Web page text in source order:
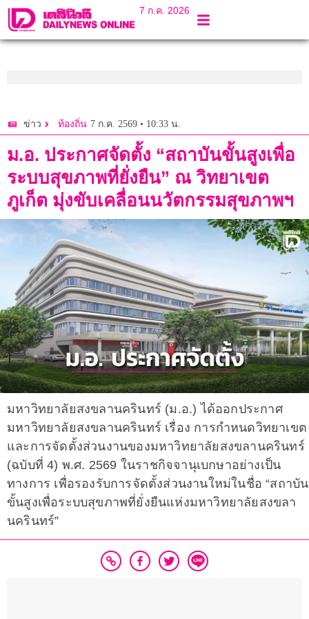
7 ก.ค. 2026
ข่าว ท้องถิ่น 7 ก.ค. 2569 • 10:33 น.
ม.อ. ประกาศจัดตั้ง “สถาบันขั้นสูงเพื่อ
ระบบสุขภาพที่ยั่งยืน” ณ วิทยาเขต
ภูเก็ต มุ่งขับเคลื่อนนวัตกรรมสุขภาพฯ
มหาวิทยาลัยสงขลานครินทร์ (ม.อ.) ได้ออกประกาศ
มหาวิทยาลัยสงขลานครินทร์ เรื่อง การกำหนดวิทยาเขต
และการจัดตั้งส่วนงานของมหาวิทยาลัยสงขลานครินทร์
(ฉบับที่ 4) พ.ศ. 2569 ในราชกิจจานุเบกษาอย่างเป็น
ทางการ เพื่อรองรับการจัดตั้งส่วนงานใหม่ในชื่อ “สถาบัน
ขั้นสูงเพื่อระบบสุขภาพที่ยั่งยืนแห่งมหาวิทยาลัยสงขลา
นครินทร์”